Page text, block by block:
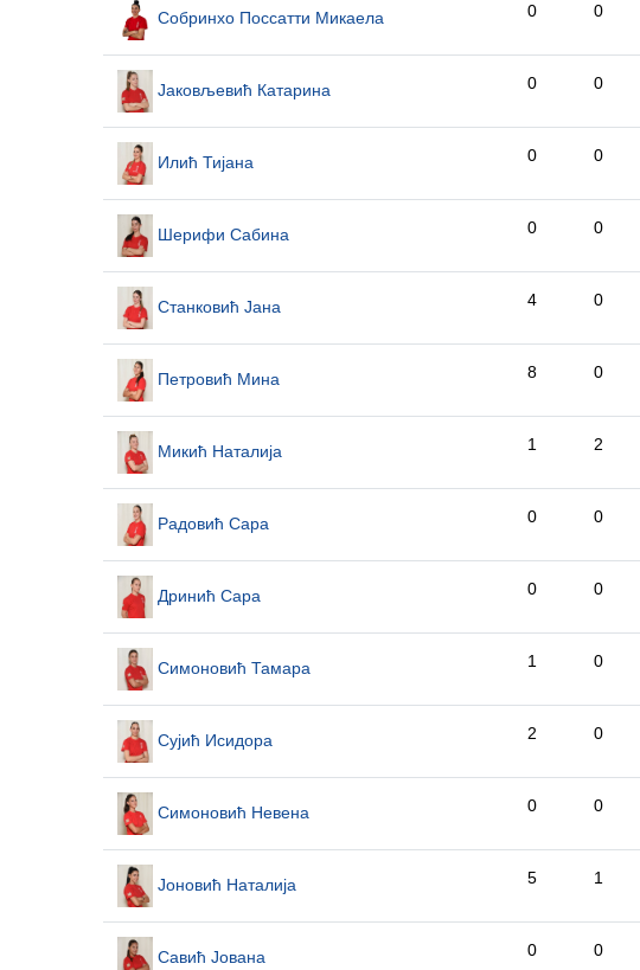
Собринхо Поссатти Микаела 0 0
Јаковљевић Катарина 0 0
Илић Тијана 0 0
Шерифи Сабина 0 0
Станковић Јана 4 0
Петровић Мина 8 0
Микић Наталија 1 2
Радовић Сара 0 0
Дринић Сара 0 0
Симоновић Тамара 1 0
Сујић Исидора 2 0
Симоновић Невена 0 0
Јоновић Наталија 5 1
Савић Јована 0 0